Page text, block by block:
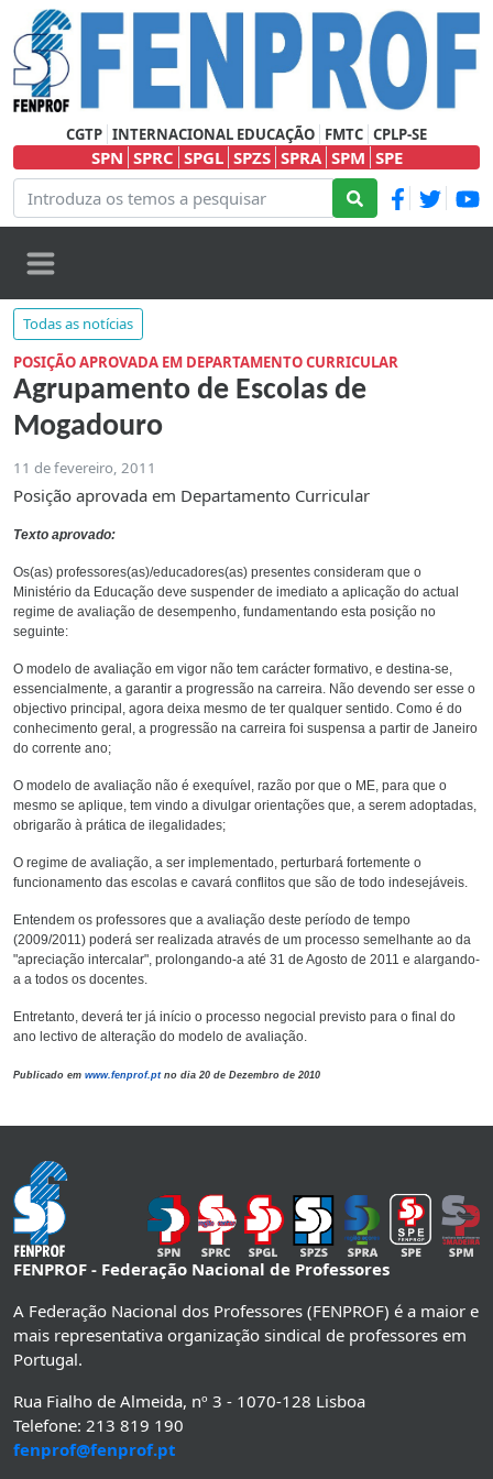
CGTP INTERNACIONAL EDUCAÇÃO FMTC CPLP-SE
SPN SPRC SPGL SPZS SPRA SPM SPE
Todas as notícias
POSIÇÃO APROVADA EM DEPARTAMENTO CURRICULAR
Agrupamento de Escolas de
Mogadouro
11 de fevereiro, 2011
Posição aprovada em Departamento Curricular
Texto aprovado:
Os(as) professores(as)/educadores(as) presentes consideram que o
Ministério da Educação deve suspender de imediato a aplicação do actual
regime de avaliação de desempenho, fundamentando esta posição no
seguinte:
O modelo de avaliação em vigor não tem carácter formativo, e destina-se,
essencialmente, a garantir a progressão na carreira. Não devendo ser esse o
objectivo principal, agora deixa mesmo de ter qualquer sentido. Como é do
conhecimento geral, a progressão na carreira foi suspensa a partir de Janeiro
do corrente ano;
O modelo de avaliação não é exequível, razão por que o ME, para que o
mesmo se aplique, tem vindo a divulgar orientações que, a serem adoptadas,
obrigarão à prática de ilegalidades;
O regime de avaliação, a ser implementado, perturbará fortemente o
funcionamento das escolas e cavará conflitos que são de todo indesejáveis.
Entendem os professores que a avaliação deste período de tempo
(2009/2011) poderá ser realizada através de um processo semelhante ao da
"apreciação intercalar", prolongando-a até 31 de Agosto de 2011 e alargando-
a a todos os docentes.
Entretanto, deverá ter já início o processo negocial previsto para o final do
ano lectivo de alteração do modelo de avaliação.
Publicado em www.fenprof.ptno dia 20 de Dezembro de 2010
FENPROF - Federação Nacional de Professores
A Federação Nacional dos Professores (FENPROF) é a maior e
mais representativa organização sindical de professores em
Portugal.
Rua Fialho de Almeida, nº 3 - 1070-128 Lisboa
Telefone: 213 819 190
fenprof@fenprof.pt